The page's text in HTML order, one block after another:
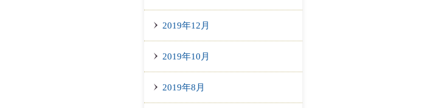
2019年12月
2019年10月
2019年8月